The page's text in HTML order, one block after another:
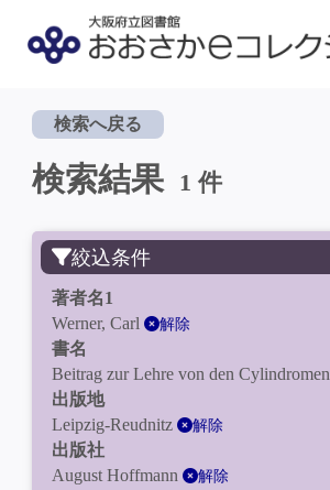
検索へ戻る
検索結果 1 件
絞込条件
著者名1
Werner, Carl
解除
書名
Beitrag zur Lehre von den Cylindromen
出版地
Leipzig-Reudnitz
解除
出版社
August Hoffmann
解除